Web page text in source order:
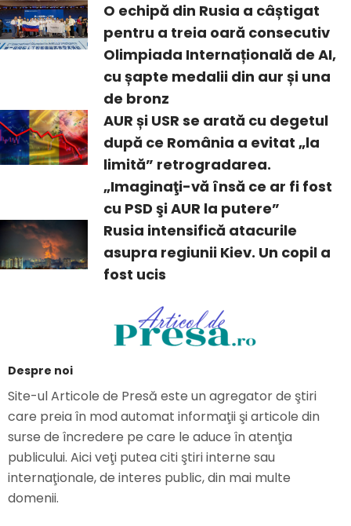
O echipă din Rusia a câștigat
pentru a treia oară consecutiv
Olimpiada Internațională de AI,
cu șapte medalii din aur și una
de bronz
AUR și USR se arată cu degetul
după ce România a evitat „la
limită” retrogradarea.
„Imaginaţi-vă însă ce ar fi fost
cu PSD şi AUR la putere”
Rusia intensifică atacurile
asupra regiunii Kiev. Un copil a
fost ucis
Despre noi
Site-ul Articole de Presă este un agregator de ştiri
care preia în mod automat informaţii şi articole din
surse de încredere pe care le aduce în atenţia
publicului. Aici veţi putea citi ştiri interne sau
internaţionale, de interes public, din mai multe
domenii.